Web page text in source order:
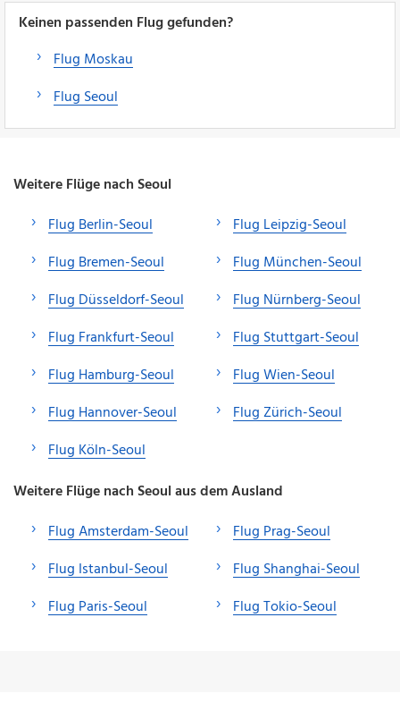
Keinen passenden Flug gefunden?
Flug Moskau
Flug Seoul
Weitere Flüge nach Seoul
Flug Berlin-Seoul
Flug Bremen-Seoul
Flug Düsseldorf-Seoul
Flug Frankfurt-Seoul
Flug Hamburg-Seoul
Flug Hannover-Seoul
Flug Köln-Seoul
Flug Leipzig-Seoul
Flug München-Seoul
Flug Nürnberg-Seoul
Flug Stuttgart-Seoul
Flug Wien-Seoul
Flug Zürich-Seoul
Weitere Flüge nach Seoul aus dem Ausland
Flug Amsterdam-Seoul
Flug Istanbul-Seoul
Flug Paris-Seoul
Flug Prag-Seoul
Flug Shanghai-Seoul
Flug Tokio-Seoul